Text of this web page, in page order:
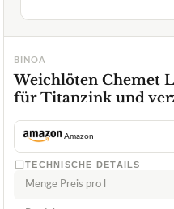
BINOA
Weichlöten Chemet
für Titanzink und
Amazon
TECHNISCHE DETAILS
Menge Preis pro l